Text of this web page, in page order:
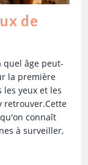
de
quel âge peut-
la première
yeux et les
retrouver.Cette
connaît
à surveiller,